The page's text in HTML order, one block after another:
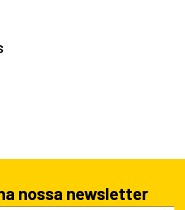
nossa newsletter